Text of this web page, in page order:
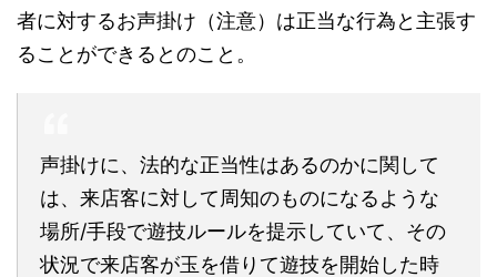
者に対するお声掛け（注意）は正当な行為と主張す
ることができるとのこと。
声掛けに、法的な正当性はあるのかに関して
は、来店客に対して周知のものになるような
場所/手段で遊技ルールを提示していて、その
状況で来店客が玉を借りて遊技を開始した時